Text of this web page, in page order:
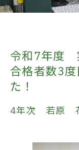
令和7年度
合格者数3
た！
4年次 若原 花